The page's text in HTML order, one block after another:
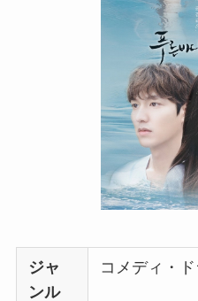
ジャ
ンル
コメディ・